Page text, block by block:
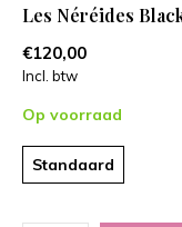
Les Néréides
€120,00
Incl. btw
Op voorraad
Standaard